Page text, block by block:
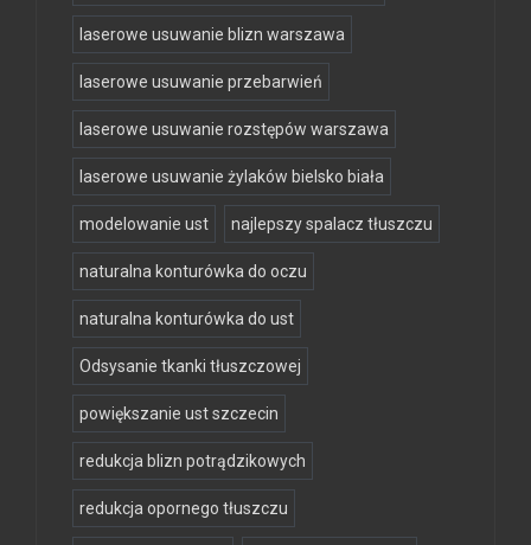
laserowe usuwanie blizn warszawa
laserowe usuwanie przebarwień
laserowe usuwanie rozstępów warszawa
laserowe usuwanie żylaków bielsko biała
modelowanie ust najlepszy spalacz tłuszczu
naturalna konturówka do oczu
naturalna konturówka do ust
Odsysanie tkanki tłuszczowej
powiększanie ust szczecin
redukcja blizn potrądzikowych
redukcja opornego tłuszczu